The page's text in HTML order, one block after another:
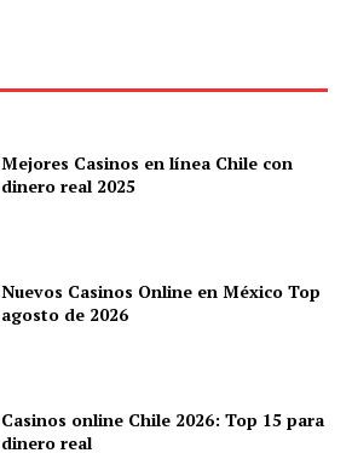
Mejores Casinos en línea Chile con
dinero real 2025
Nuevos Casinos Online en México Top
agosto de 2026
Casinos online Chile 2026: Top 15 para
dinero real